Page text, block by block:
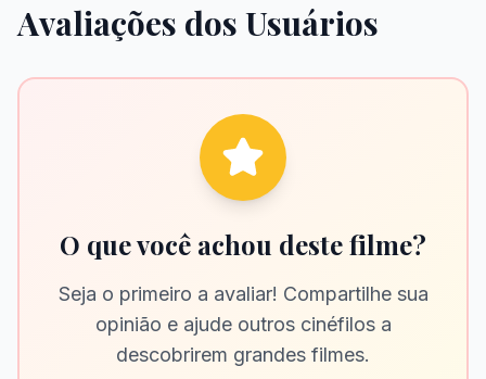
Avaliações dos Usuários
O que você achou deste filme?
Seja o primeiro a avaliar! Compartilhe sua
opinião e ajude outros cinéfilos a
descobrirem grandes filmes.